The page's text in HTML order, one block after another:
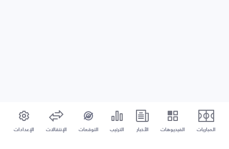
المباريات الفيديوهات الأخبار الترتيب التوقعات الإنتقالات الإعدادات